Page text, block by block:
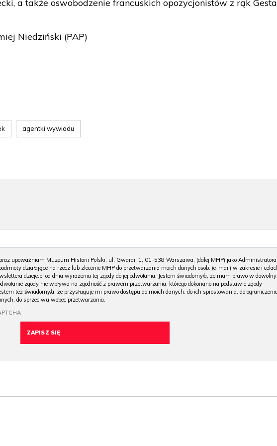
a także oswobodzenie francuskich opozycjonistów z rąk
Niedziński (PAP)
agentki wywiadu
upoważniam Muzeum Historii Polski, ul. Gwardii 1, 01-538 Warszawa, (dalej MHP) jako Administratora
działające na rzecz lub zlecenie MHP do przetwarzania moich danych osob. (e-mail) w zakresie i
dzieje.pl od dnia wyrażenia tej zgody do jej odwołania. Jestem świadomy/a, że mam prawo w
zgody nie wpływa na zgodność z prawem przetwarzania, którego dokonano na podstawie zgody
też świadomy/a, że przysługuje mi prawo dostępu do moich danych, do ich sprostowania, do
do sprzeciwu wobec przetwarzania.